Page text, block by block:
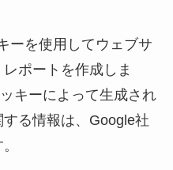
ーを使用してウェブサ
ポートを作成しま
キーによって生成され
る情報は、Google社